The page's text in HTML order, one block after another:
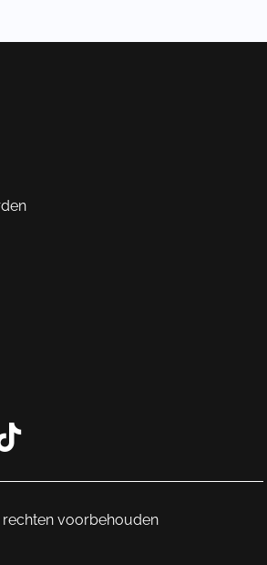
van
Tiktok van
rechten voorbehouden